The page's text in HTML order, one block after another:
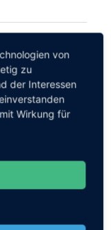
von
zu
der Interessen
Wirkung für